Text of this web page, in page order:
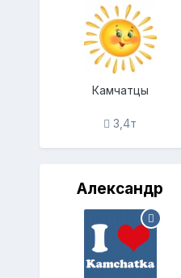
Камчатцы
3,4т
Александр